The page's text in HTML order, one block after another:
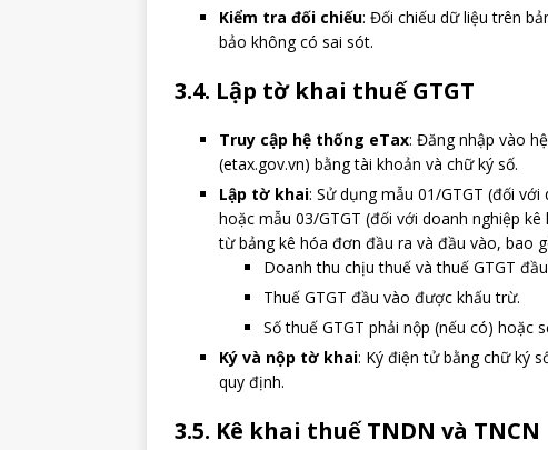
Kiểm tra đối chiếu: Đối chiếu dữ liệu trên
bảo không có sai sót.
3.4. Lập tờ khai thuế GTGT
Truy cập hệ thống eTax: Đăng nhập vào
(etax.gov.vn) bằng tài khoản và chữ ký số.
Lập tờ khai: Sử dụng mẫu 01/GTGT (đối
hoặc mẫu 03/GTGT (đối với doanh nghiệp
từ bảng kê hóa đơn đầu ra và đầu vào, bao
Doanh thu chịu thuế và thuế GTGT
Thuế GTGT đầu vào được khấu trừ.
Số thuế GTGT phải nộp (nếu có) hoặc
Ký và nộp tờ khai: Ký điện tử bằng chữ ký
quy định.
3.5. Kê khai thuế TNDN và TNCN